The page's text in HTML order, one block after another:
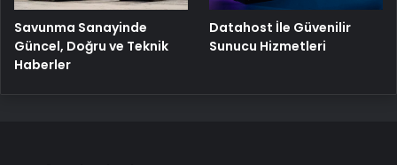
Savunma Sanayinde
Güncel, Doğru ve Teknik
Haberler
Datahost İle Güvenilir
Sunucu Hizmetleri